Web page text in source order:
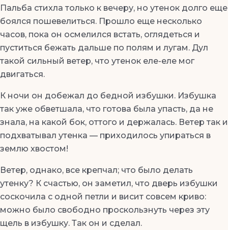
Пальба стихла только к вечеру, но утенок долго еще
боялся пошевелиться. Прошло еще несколько
часов, пока он осмелился встать, оглядеться и
пуститься бежать дальше по полям и лугам. Дул
такой сильный ветер, что утенок еле-еле мог
двигаться.
К ночи он добежал до бедной избушки. Избушка
так уже обветшала, что готова была упасть, да не
знала, на какой бок, оттого и держалась. Ветер так и
подхватывал утенка — приходилось упираться в
землю хвостом!
Ветер, однако, все крепчал; что было делать
утенку? К счастью, он заметил, что дверь избушки
соскочила с одной петли и висит совсем криво:
можно было свободно проскользнуть через эту
щель в избушку. Так он и сделал.